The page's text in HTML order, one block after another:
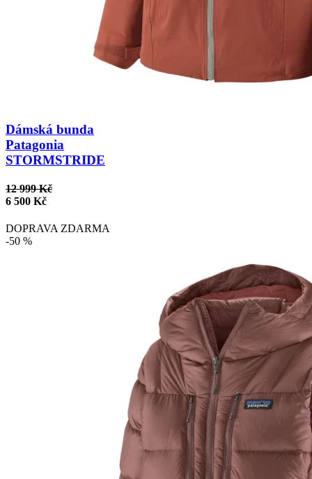
Dámská bunda
Patagonia
STORMSTRIDE
12 999 Kč
6 500 Kč
DOPRAVA ZDARMA
-50 %